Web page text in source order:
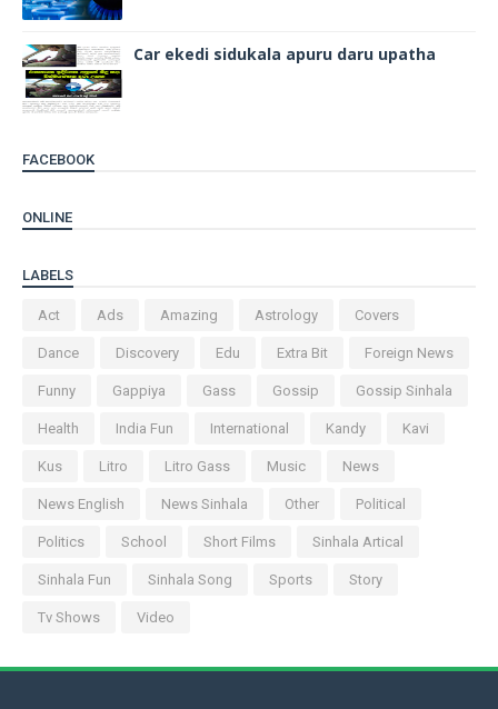
Car ekedi sidukala apuru daru upatha
FACEBOOK
ONLINE
LABELS
Act Ads Amazing Astrology Covers
Dance Discovery Edu Extra Bit Foreign News
Funny Gappiya Gass Gossip Gossip Sinhala
Health India Fun International Kandy Kavi
Kus Litro Litro Gass Music News
News English News Sinhala Other Political
Politics School Short Films Sinhala Artical
Sinhala Fun Sinhala Song Sports Story
Tv Shows Video